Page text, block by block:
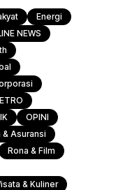
Energi
NEWS
OPINI
& Asuransi
Rona & Film
& Kuliner